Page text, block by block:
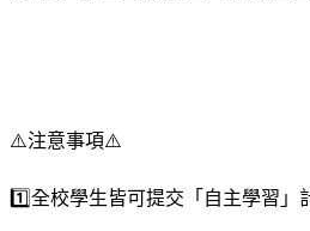
⚠️注意事項⚠️
1️⃣全校學生皆可提交「自主學習」